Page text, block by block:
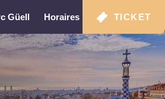
Güell Horaires FAQ Plan
TICKET